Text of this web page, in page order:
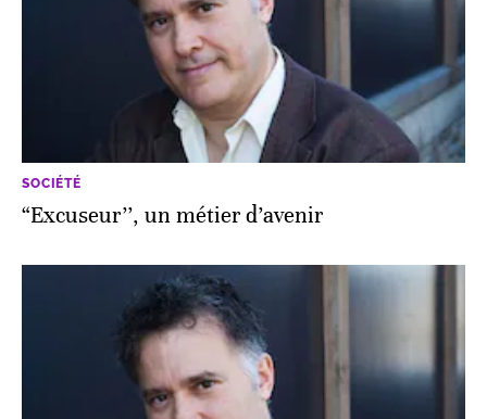
SOCIÉTÉ
“Excuseur’’, un métier d’avenir